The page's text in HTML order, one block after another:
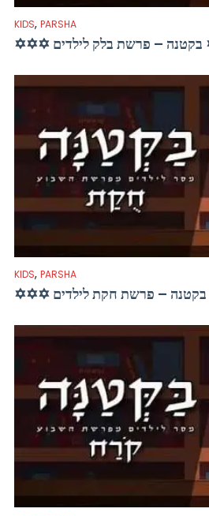
KIDS, PARSHA
KIDS, PARSHA